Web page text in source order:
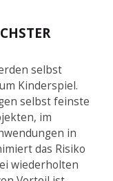
selbst
Kinderspiel.
selbst feinste
im
in
das Risiko
wiederholten